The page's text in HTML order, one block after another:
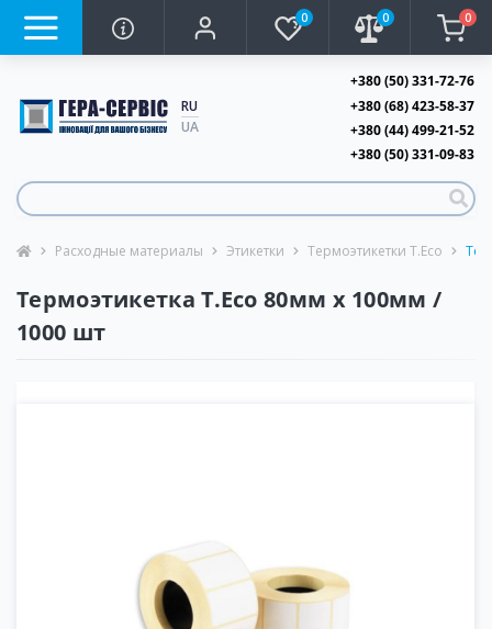
0 0 0
RU
UA
+380 (50) 331-72-76
+380 (68) 423-58-37
+380 (44) 499-21-52
+380 (50) 331-09-83
Расходные материалы Этикетки Термоэтикетки T.Eco
Термоэтикетка T.Eco 80мм х 100мм /
1000 шт